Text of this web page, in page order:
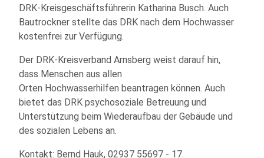
DRK-Kreisgeschäftsführerin Katharina Busch. Auch
Bautrockner stellte das DRK nach dem Hochwasser
kostenfrei zur Verfügung.
Der DRK-Kreisverband Arnsberg weist darauf hin,
dass Menschen aus allen
Orten Hochwasserhilfen beantragen können. Auch
bietet das DRK psychosoziale Betreuung und
Unterstützung beim Wiederaufbau der Gebäude und
des sozialen Lebens an.
Kontakt: Bernd Hauk, 02937 55697 - 17.